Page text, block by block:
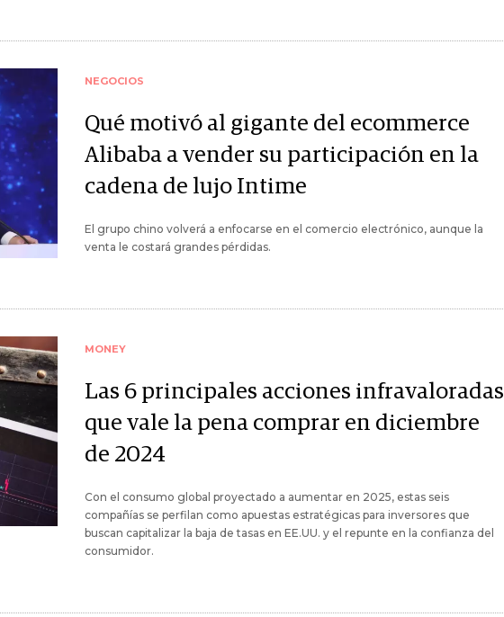
NEGOCIOS
Qué motivó al gigante del ecommerce
Alibaba a vender su participación en la
cadena de lujo Intime
El grupo chino volverá a enfocarse en el comercio electrónico, aunque la
venta le costará grandes pérdidas.
MONEY
Las 6 principales acciones infravaloradas
que vale la pena comprar en diciembre
de 2024
Con el consumo global proyectado a aumentar en 2025, estas seis
compañías se perfilan como apuestas estratégicas para inversores que
buscan capitalizar la baja de tasas en EE.UU. y el repunte en la confianza del
consumidor.